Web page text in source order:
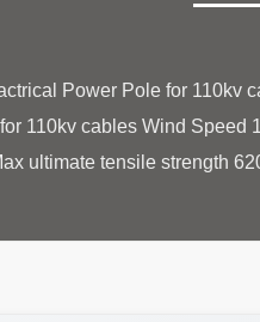
Power Pole for 110kv
110kv cables Wind Speed